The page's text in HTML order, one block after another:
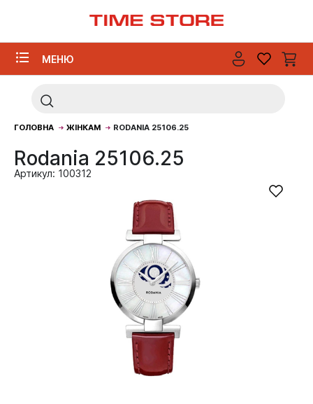
МЕНЮ
ГОЛОВНА ЖІНКАМ RODANIA 25106.25
Rodania 25106.25
Артикул: 100312